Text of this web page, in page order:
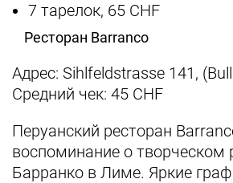
7 тарелок, 65 CHF
Ресторан Barranco
Адрес: Sihlfeldstrasse 141,
Средний чек: 45 СHF
Перуанский ресторан
воспоминание о творческом
Барранко в Лиме. Яркие